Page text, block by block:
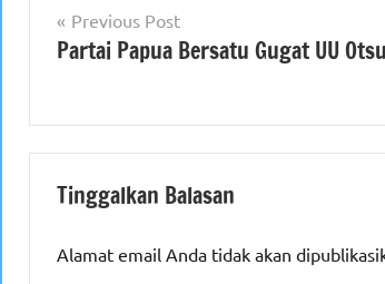
Navigasi
pos
Previous Post
Partai Papua Bersatu Gugat UU
Tinggalkan Balasan
Alamat email Anda tidak akan